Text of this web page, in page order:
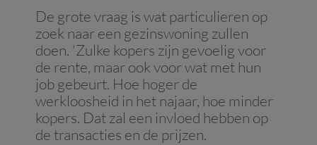
De grote vraag is wat particulieren op
zoek naar een gezinswoning zullen
doen. 'Zulke kopers zijn gevoelig voor
de rente, maar ook voor wat met hun
job gebeurt. Hoe hoger de
werkloosheid in het najaar, hoe minder
kopers. Dat zal een invloed hebben op
de transacties en de prijzen.